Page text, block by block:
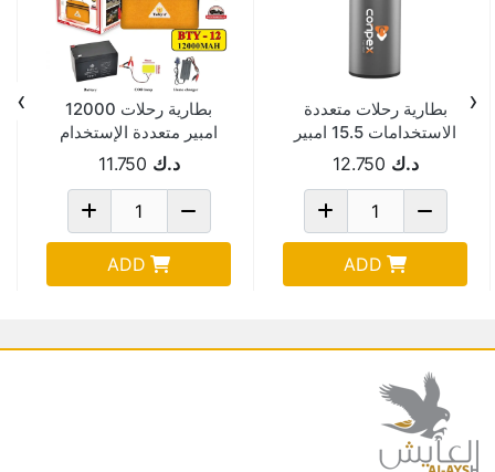
بطارية رحلات متعددة
الاستخدامات 15.5 امبير
TW-8001Bد.ك 12.750
ADD
بطارية رحلات 12000
امبير متعددة الإستخدام
مع شنطة BTY-12
د.ك 11.750
ADD
‹
›